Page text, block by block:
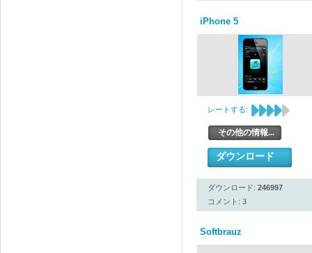
iPhone 5
レートする:
その他の情報...
ダウンロード
ダウンロード: 246997
コメント: 3
Softbrauz